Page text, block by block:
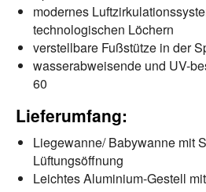
modernes
technologischen Löchern
verstellbare Fußstütze in der
wasserabweisende und UV-
60
Lieferumfang:
Liegewanne/ Babywanne mit
Lüftungsöffnung
Leichtes Aluminium-Gestell